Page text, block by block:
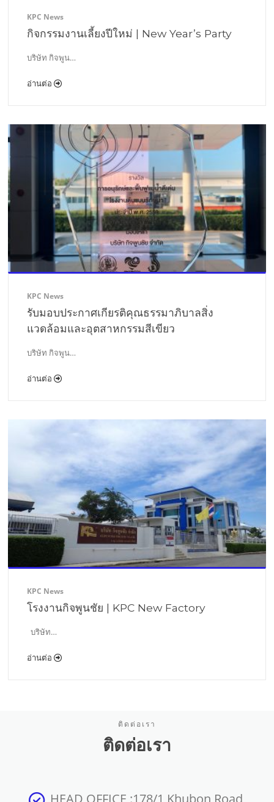
KPC News
กิจกรรมงานเลี้ยงปีใหม่ | New Year’s Party
บริษัท กิจพูน…
อ่านต่อ
KPC News
รับมอบประกาศเกียรติคุณธรรมาภิบาลสิ่ง
แวดล้อมและอุตสาหกรรมสีเขียว
บริษัท กิจพูน…
อ่านต่อ
KPC News
โรงงานกิจพูนชัย | KPC New Factory
บริษัท…
อ่านต่อ
ติดต่อเรา
ติดต่อเรา